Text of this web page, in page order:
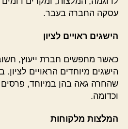
עסקה החברה בעבר.
הישגים ראויים לציון
כאשר מחפשים חברת ייעוץ,
הישגים מיוחדים הראויים
שהחרה גאה בהן במיוחד,
וכדומה.
המלצות מלקוחות